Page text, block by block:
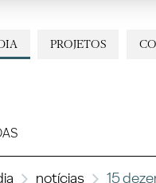
PROJETOS
notícias 15